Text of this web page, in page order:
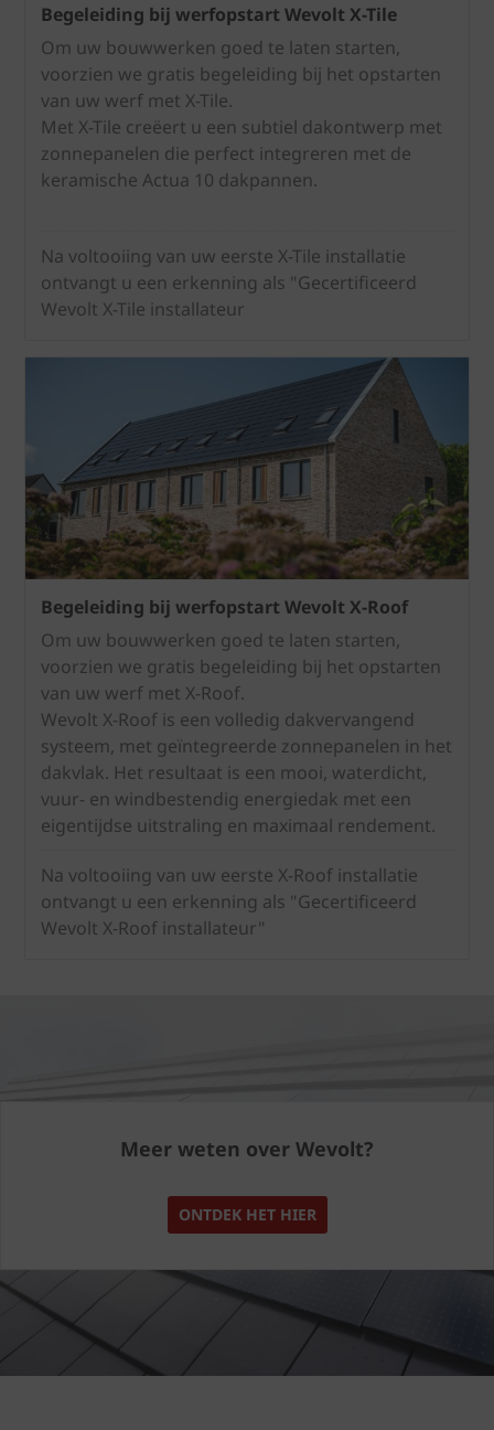
Begeleiding bij werfopstart Wevolt X-Tile
Om uw bouwwerken goed te laten starten,
voorzien we gratis begeleiding bij het opstarten
van uw werf met X-Tile.
Met X-Tile creëert u een subtiel dakontwerp met
zonnepanelen die perfect integreren met de
keramische Actua 10 dakpannen.
Na voltooiing van uw eerste X-Tile installatie
ontvangt u een erkenning als "Gecertificeerd
Wevolt X-Tile installateur
Begeleiding bij werfopstart Wevolt X-Roof
Om uw bouwwerken goed te laten starten,
voorzien we gratis begeleiding bij het opstarten
van uw werf met X-Roof.
Wevolt X-Roof is een volledig dakvervangend
systeem, met geïntegreerde zonnepanelen in het
dakvlak. Het resultaat is een mooi, waterdicht,
vuur- en windbestendig energiedak met een
eigentijdse uitstraling en maximaal rendement.
Na voltooiing van uw eerste X-Roof installatie
ontvangt u een erkenning als "Gecertificeerd
Wevolt X-Roof installateur"
Meer weten over Wevolt?
ONTDEK HET HIER